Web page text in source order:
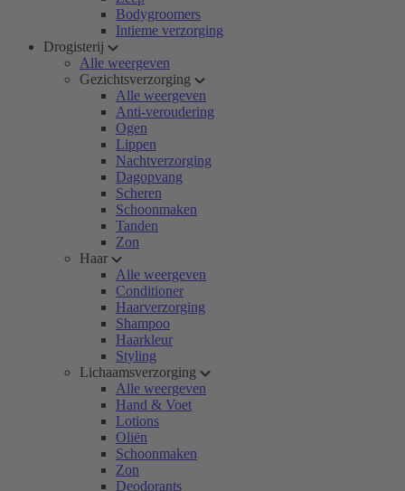
Bodygroomers
Intieme verzorging
Drogisterij
Alle weergeven
Gezichtsverzorging
Alle weergeven
Anti-veroudering
Ogen
Lippen
Nachtverzorging
Dagopvang
Scheren
Schoonmaken
Tanden
Zon
Haar
Alle weergeven
Conditioner
Haarverzorging
Shampoo
Haarkleur
Styling
Lichaamsverzorging
Alle weergeven
Hand & Voet
Lotions
Oliën
Schoonmaken
Zon
Deodorants